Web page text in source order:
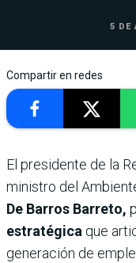
5 DE
Compartir en redes
El presidente de la
ministro del
De Barros Barreto,
estratégica que
generación de